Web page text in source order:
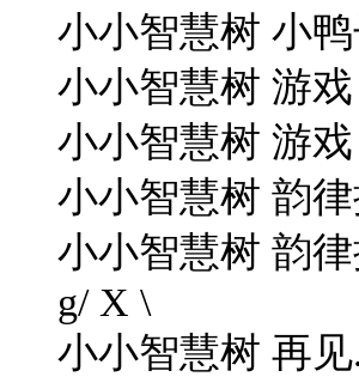
小小智慧树 小鸭
小小智慧树 游
小小智慧树 游戏
小小智慧树 韵
小小智慧树 韵律
g/ X \
小小智慧树 再见